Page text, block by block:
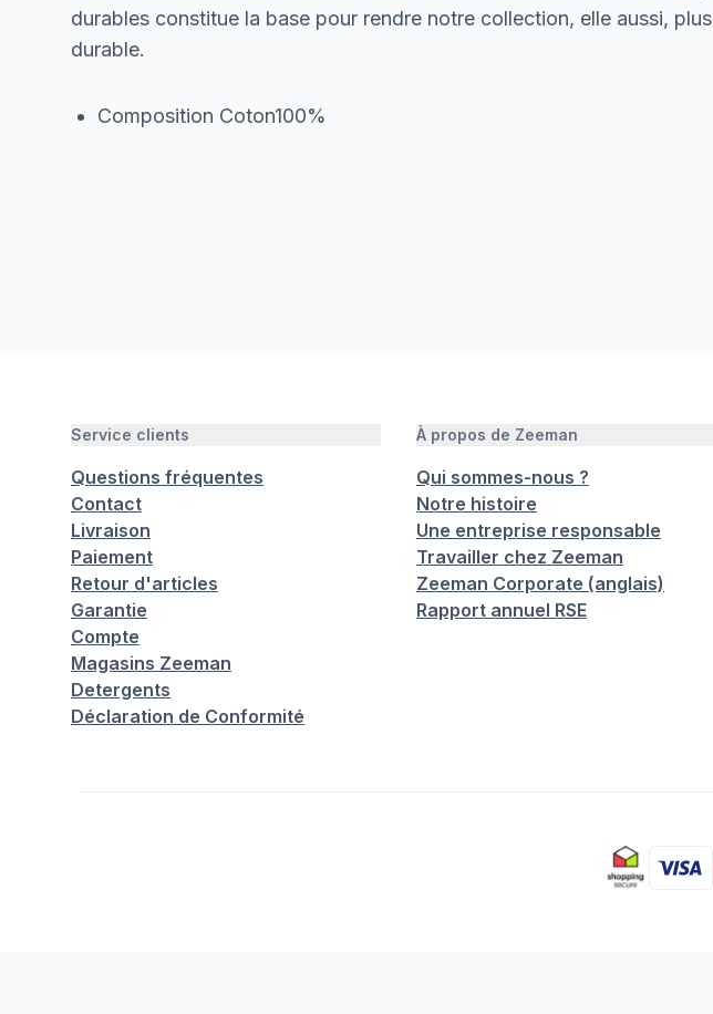
durables constitue la base pour rendre notre collection, elle aussi, plus
durable.
Composition Coton100%
Service clients
Questions fréquentes
Contact
Livraison
Paiement
Retour d'articles
Garantie
Compte
Magasins Zeeman
Detergents
Déclaration de Conformité
À propos de Zeeman
Qui sommes-nous ?
Notre histoire
Une entreprise responsable
Travailler chez Zeeman
Zeeman Corporate (anglais)
Rapport annuel RSE